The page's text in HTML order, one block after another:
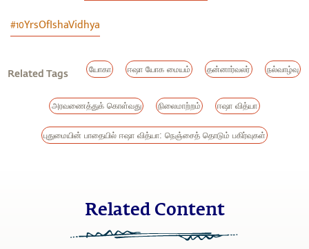
#10YrsOfIshaVidhya
Related Tags யோகா ஈஷா யோக மையம் தன்னார்வலர் நல்வாழ்வு
அரவணைத்துக் கொள்வது நிலைமாற்றம் ஈஷா வித்யா
புதுமையின் பாதையில் ஈஷா வித்யா: நெஞ்சைத் தொடும் பகிர்வுகள்
Related Content